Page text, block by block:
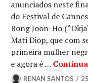
NOTÍCIAS
DE
FILMES
anunciados neste
do Festival de
Bong Joon-Ho
Mati Diop, que com
primeira mulher
e agora é …
RENAN SANTOS